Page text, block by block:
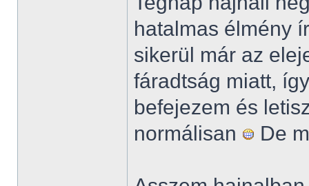
hatalmas élmény
sikerül már az
fáradtság miatt,
befejezem és
normálisan
De